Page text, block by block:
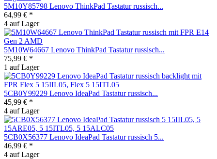
5M10Y85798 Lenovo ThinkPad Tastatur russisch...
64,99 € *
4 auf Lager
5M10W64667 Lenovo ThinkPad Tastatur russisch...
75,99 € *
1 auf Lager
5CB0Y99229 Lenovo IdeaPad Tastatur russisch...
45,99 € *
4 auf Lager
5CB0X56377 Lenovo IdeaPad Tastatur russisch 5...
46,99 € *
4 auf Lager